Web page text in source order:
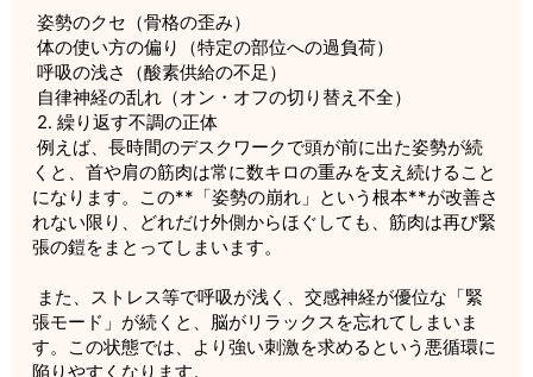
姿勢のクセ（骨格の歪み）
体の使い方の偏り（特定の部位への過負荷）
呼吸の浅さ（酸素供給の不足）
自律神経の乱れ（オン・オフの切り替え不全）
2. 繰り返す不調の正体
例えば、長時間のデスクワークで頭が前に出た姿勢が続
くと、首や肩の筋肉は常に数キロの重みを支え続けること
になります。この**「姿勢の崩れ」という根本**が改善さ
れない限り、どれだけ外側からほぐしても、筋肉は再び緊
張の鎧をまとってしまいます。
また、ストレス等で呼吸が浅く、交感神経が優位な「緊
張モード」が続くと、脳がリラックスを忘れてしまいま
す。この状態では、より強い刺激を求めるという悪循環に
陥りやすくなります。